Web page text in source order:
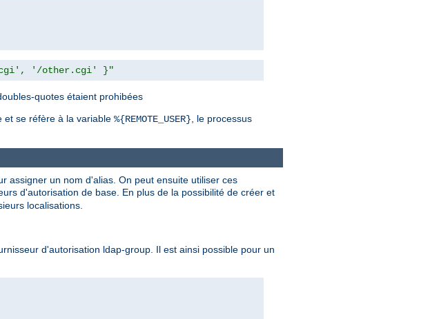
'/other.cgi' }"
quotes étaient prohibées
et se réfère à la variable %{REMOTE_USER} , le processus
assigner un nom d'alias. On peut ensuite utiliser ces
d'autorisation de base. En plus de la possibilité de créer et
localisations.
d'autorisation ldap-group. Il est ainsi possible pour un